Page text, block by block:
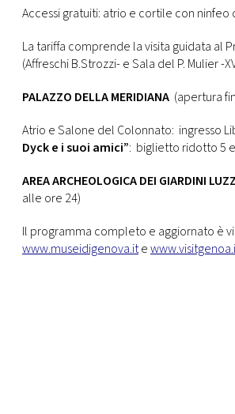
Accessi gratuiti: atrio e cortile con ninfeo
La tariffa comprende la visita guidata al
(Affreschi B.Strozzi- e Sala del P. Mulier -
PALAZZO DELLA MERIDIANA (apertura
Atrio e Salone del Colonnato: ingresso
Dyck e i suoi amici”: biglietto ridotto 5
AREA ARCHEOLOGICA DEI GIARDINI
alle ore 24)
Il programma completo e aggiornato è
www.museidigenova.ite